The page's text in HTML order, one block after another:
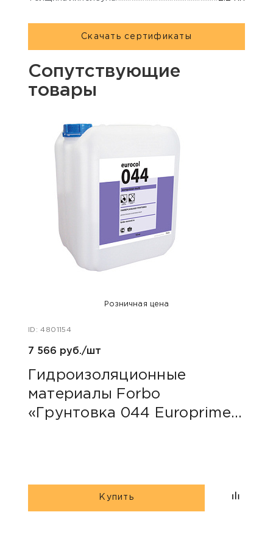
Скачать сертификаты
Сопутствующие
товары
Розничная цена
ID: 4801154
7 566 руб./шт
Гидроизоляционные
материалы Forbo
«Грунтовка 044 Europrimer
Купить